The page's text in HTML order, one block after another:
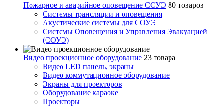
Пожарное и аварийное оповещение СОУЭ 80 товаров
Cистемы трансляции и оповещения
Акустические системы для СОУЭ
Системы Оповещения и Управления Эвакуацией
(СОУЭ)
Видео проекционное оборудование 23 товара
Видео LED панель, экраны
Видео коммутационное оборудование
Экраны для проекторов
Оборудование караоке
Проекторы